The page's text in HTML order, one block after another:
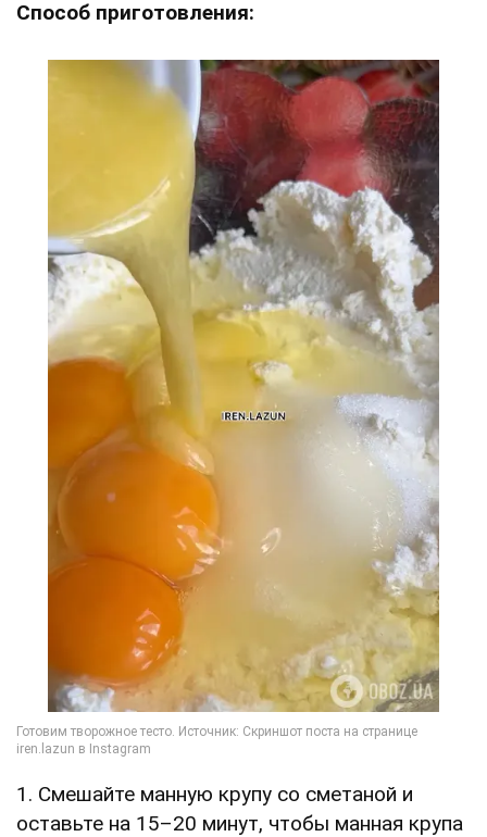
Способ приготовления:
1. Смешайте манную крупу со сметаной и
оставьте на 15–20 минут, чтобы манная крупа